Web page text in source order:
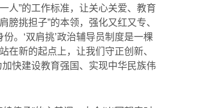
人”的工作标准，让关心关爱、教育
挑担子”的本领，强化又红又专、
。‘双肩挑’政治辅导员制度是一棵
在新的起点上，让我们守正创新、
快建设教育强国、实现中华民族伟